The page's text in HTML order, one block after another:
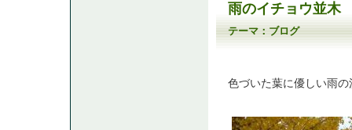
雨のイチョウ並木
テーマ：ブログ
色づいた葉に優しい雨の